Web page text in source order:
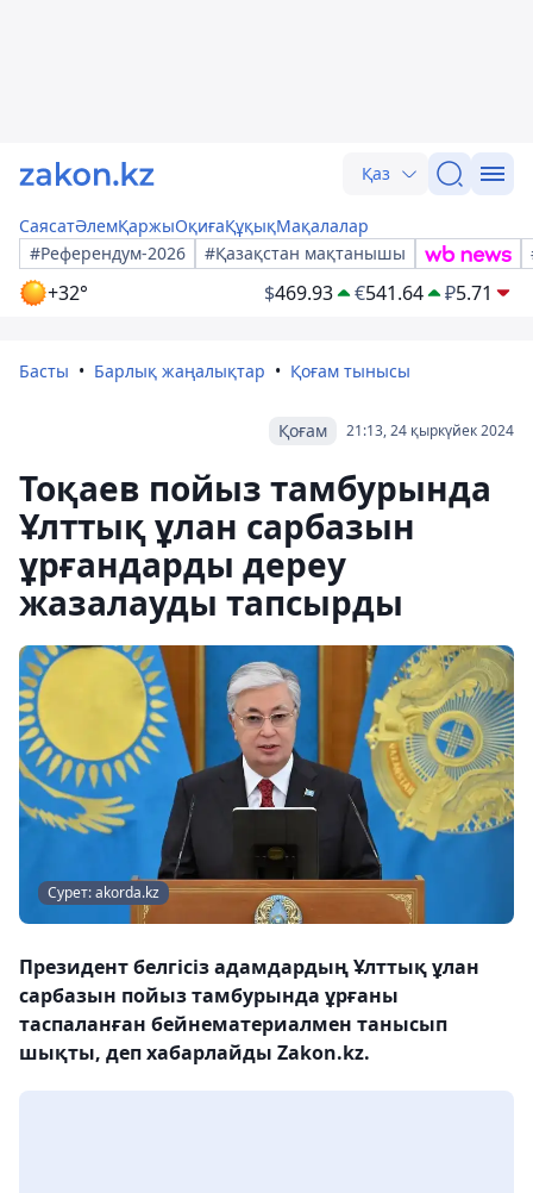
Қаз
СаясатӘлемҚаржыОқиғаҚұқықМақалалар
#Референдум-2026
#Қазақстан мақтанышы
+32° $469.93 €541.64 ₽5.71
Басты Барлық жаңалықтар Қоғам тынысы
21:13, 24 қыркүйек 2024
Қоғам
Тоқаев пойыз тамбурында
Ұлттық ұлан сарбазын
ұрғандарды дереу
жазалауды тапсырды
Сурет: akorda.kz
Президент белгісіз адамдардың Ұлттық ұлан
сарбазын пойыз тамбурында ұрғаны
таспаланған бейнематериалмен танысып
шықты, деп хабарлайды Zakon.kz.